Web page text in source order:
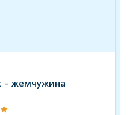
жемчужина